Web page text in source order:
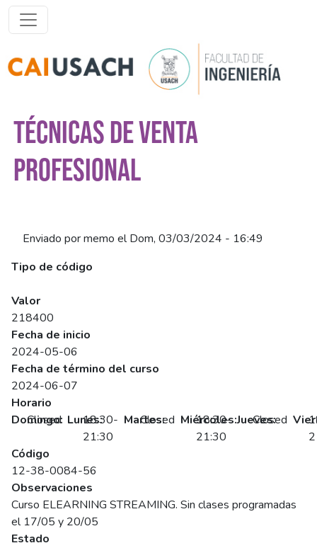
Pasar al contenido principal
TÉCNICAS DE VENTA
PROFESIONAL
Enviado pormemo elDom, 03/03/2024 - 16:49
Tipo de código
Valor
218400
Fecha de inicio
2024-05-06
Fecha de término del curso
2024-06-07
Horario
Domingo:
Closed Lunes:
18:30-
21:30
Martes:
Closed Miércoles:
18:30-
21:30
Jueves:
Closed
Código
12-38-0084-56
Observaciones
Curso ELEARNING STREAMING. Sin clases programadas
el 17/05 y 20/05
Estado